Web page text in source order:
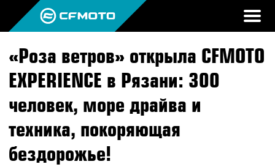
ПРОДУКЦИЯ
МИР CFMOTO
НОВОСТИ
ВОПРОС-ОТВЕТ
«Роза ветров» открыла CFMOTO
EXPERIENCE в Рязани: 300
человек, море драйва и
техника, покоряющая
бездорожье!